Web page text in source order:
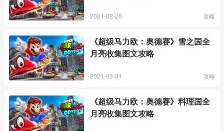
2021-02-20 攻略
《超级马力欧：奥德赛》雪之国全
月亮收集图文攻略
2021-03-01 攻略
《超级马力欧：奥德赛》料理国全
月亮收集图文攻略